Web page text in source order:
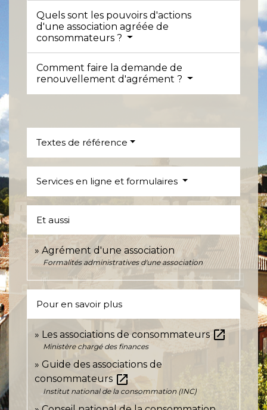
Quels sont les pouvoirs d'actions
d'une association agréée de
consommateurs ?
Comment faire la demande de
renouvellement d'agrément ?
Textes de référence
Services en ligne et formulaires
Et aussi
Agrément d'une association
Formalités administratives d'une association
Pour en savoir plus
Les associations de consommateurs open_in_new
Ministère chargé des finances
Guide des associations de
consommateurs open_in_new
Institut national de la consommation (INC)